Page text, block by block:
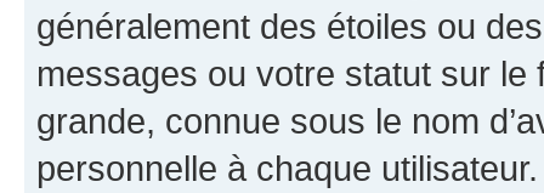
généralement des étoiles ou
messages ou votre statut sur
grande, connue sous le nom
personnelle à chaque utilisateur.